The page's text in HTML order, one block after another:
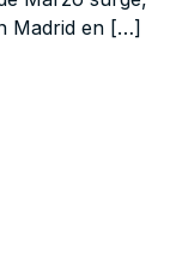
Madrid en […]